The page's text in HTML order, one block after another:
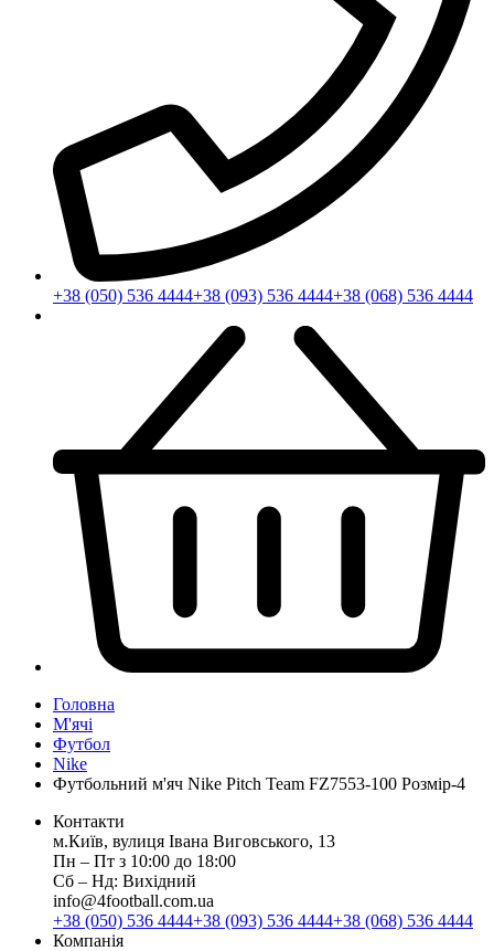
+38 (050) 536 4444+38 (093) 536 4444+38 (068) 536 4444
Головна
М'ячі
Футбол
Nike
Футбольний м'яч Nike Pitch Team FZ7553-100 Розмір-4
Контакти
м.Київ, вулиця Івана Виговського, 13
Пн ‒ Пт з 10:00 до 18:00
Сб ‒ Нд: Вихідний
info@4football.com.ua
+38 (050) 536 4444+38 (093) 536 4444+38 (068) 536 4444
Компанія